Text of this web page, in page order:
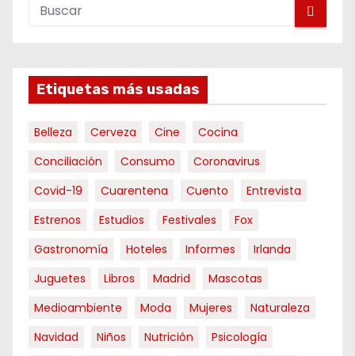
Etiquetas más usadas
Belleza Cerveza Cine
Cocina
Conciliación
Consumo
Coronavirus
Covid-19
Cuarentena Cuento
Entrevista
Estrenos
Estudios Festivales
Fox
Gastronomía
Hoteles Informes
Irlanda
Juguetes
Libros Madrid
Mascotas
Medioambiente
Moda Mujeres
Naturaleza
Navidad
Niños Nutrición
Psicología